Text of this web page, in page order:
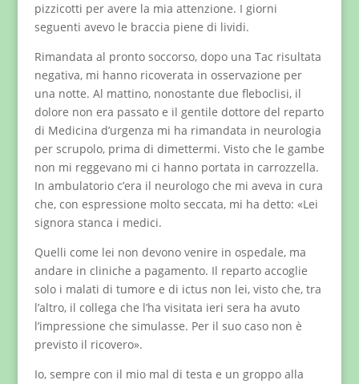
pizzicotti per avere la mia attenzione. I giorni
seguenti avevo le braccia piene di lividi.
Rimandata al pronto soccorso, dopo una Tac risultata
negativa, mi hanno ricoverata in osservazione per
una notte. Al mattino, nonostante due fleboclisi, il
dolore non era passato e il gentile dottore del reparto
di Medicina d’urgenza mi ha rimandata in neurologia
per scrupolo, prima di dimettermi. Visto che le gambe
non mi reggevano mi ci hanno portata in carrozzella.
In ambulatorio c’era il neurologo che mi aveva in cura
che, con espressione molto seccata, mi ha detto: «Lei
signora stanca i medici.
Quelli come lei non devono venire in ospedale, ma
andare in cliniche a pagamento. Il reparto accoglie
solo i malati di tumore e di ictus non lei, visto che, tra
l’altro, il collega che l’ha visitata ieri sera ha avuto
l’impressione che simulasse. Per il suo caso non è
previsto il ricovero».
Io, sempre con il mio mal di testa e un groppo alla